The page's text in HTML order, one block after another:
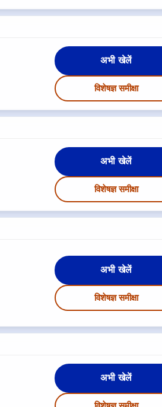
अभी खेलें
विशेषज्ञ समीक्षा
अभी खेलें
विशेषज्ञ समीक्षा
अभी खेलें
विशेषज्ञ समीक्षा
अभी खेलें